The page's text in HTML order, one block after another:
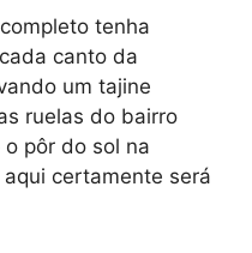
tenha
canto da
um tajine
ruelas do bairro
pôr do sol na
certamente será